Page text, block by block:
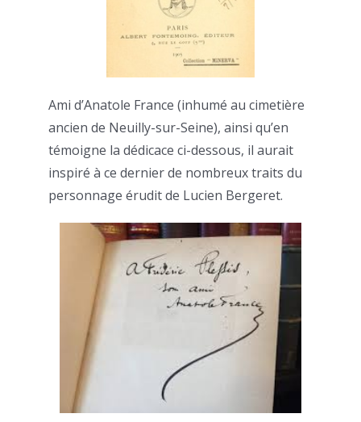
Ami d’Anatole France (inhumé au cimetière
ancien de Neuilly-sur-Seine), ainsi qu’en
témoigne la dédicace ci-dessous, il aurait
inspiré à ce dernier de nombreux traits du
personnage érudit de Lucien Bergeret.